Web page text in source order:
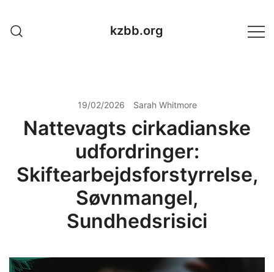
content
kzbb.org
19/02/2026 Sarah Whitmore
Nattevagts cirkadianske
udfordringer:
Skiftearbejdsforstyrrelse,
Søvnmangel,
Sundhedsrisici